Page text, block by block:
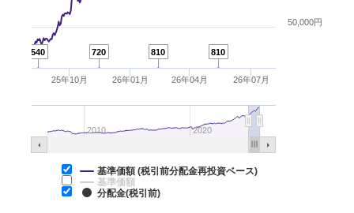
810
810
720
540
26年01月 26年07月
25年10月 26年04月
2010 2020
50,000円
基準価額 (税引前分配金再投資ベース)
基準価額
分配金(税引前)